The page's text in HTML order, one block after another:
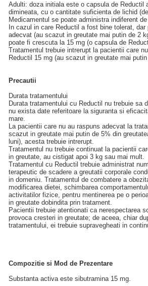
Adulti: doza initiala este o capsula de Reductil
dimineata, cu o cantitate suficienta de lichid
Medicamentul se poate administra indiferent
In cazul in care Reductil a fost bine tolerat,
adecvat (au scazut in greutate mai putin de 2
poate fi crescuta la 15 mg (o capsula de
Tratamentul trebuie intrerupt la pacientii care
Reductil 15 mg (au scazut in greutate mai
Precautii
Durata tratamentului
Durata tratamentului cu Reductil nu trebuie sa
nu exista date referitoare la siguranta si
mare.
La pacientii care nu au raspuns adecvat la
scazut in greutate mai putin de 5% din
luni), acesta trebuie intrerupt.
Tratamentul nu trebuie continuat la pacientii
in greutate, au cistigat apoi 3 kg sau mai mult.
Tratamentul cu Reductil trebuie administrat
terapeutic de scadere a greutatii corporale
in domeniu. Tratamentul de combatere a
modificarea dietei, schimbarea
activitatilor fizice, pentru mentinerea pe o
in greutate dobindita prin tratament.
Pacientii trebuie atentionati ca nerespectarea
provoca cresteri in greutate; de aceea, chiar
tratamentului, ei trebuie supravegheati in
Compozitie si Mod de Prezentare
Substanta activa este sibutramina 15 mg.